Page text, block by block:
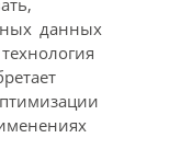
данных